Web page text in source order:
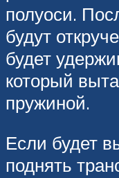
полуоси.
будут
будет
который
пружиной.
Если будет
поднять